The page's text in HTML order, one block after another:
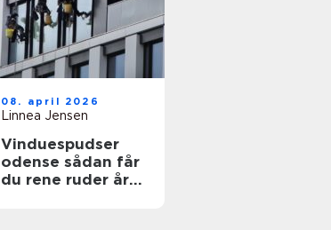
08. april 2026
Linnea Jensen
Vinduespudser
odense sådan får
du rene ruder året